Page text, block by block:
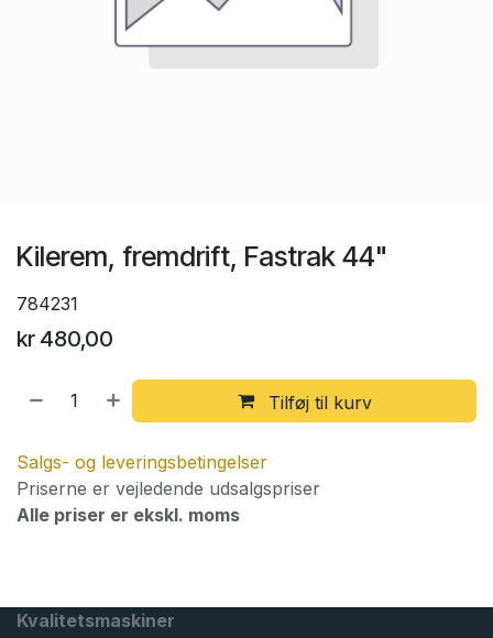
Kilerem, fremdrift, Fastrak 44"
784231
kr 480,00
Tilføj til kurv
Salgs- og leveringsbetingelser
Priserne er vejledende udsalgspriser
Alle priser er ekskl. moms
Kvalitetsmaskiner